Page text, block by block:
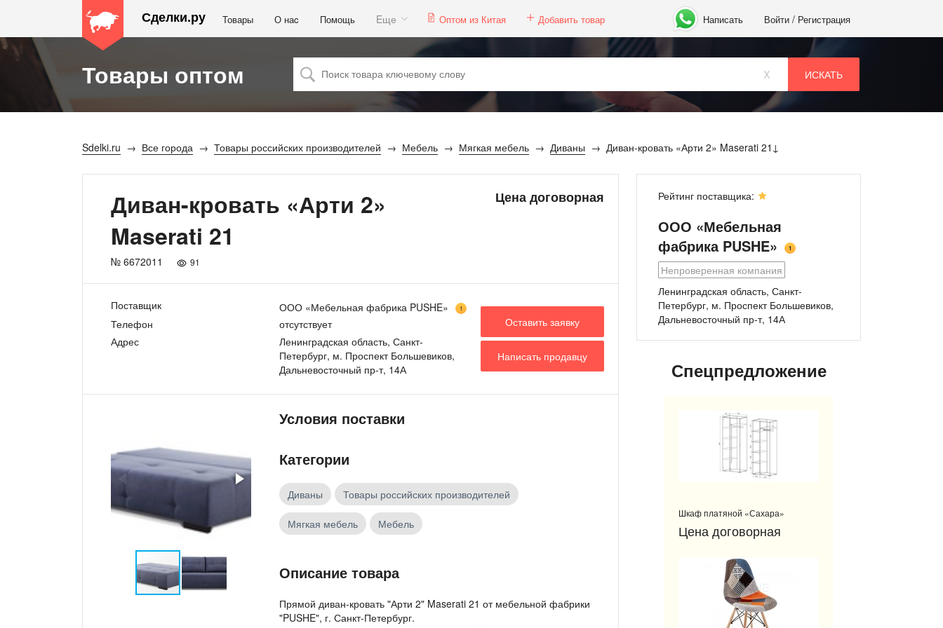
Сделки.ру Написать Войти / Регистрация
Товары О наc Помощь Eще Оптом из Китая Добавить товар
Товары оптом x
Sdelki.ru Все города Товары российских производителей Мебель Мягкая мебель Диваны Диван-кровать «Арти 2» Maserati 21
Диван-кровать «Арти 2»
Maserati 21
№ 6672011 91
Цена договорная
Поставщик ООО «Мебельная фабрика PUSHE» 1
Телефон
отсутствует
Адрес
Ленинградская область, Санкт-
Петербург, м. Проспект Большевиков,
Дальневосточный пр-т, 14А
Оставить заявку
Написать продавцу
Условия поставки
Категории
Диваны Товары российских производителей
Мягкая мебель Мебель
Описание товара
Прямой диван-кровать "Арти 2" Maserati 21 от мебельной фабрики
"PUSHE", г. Санкт-Петербург.
Рейтинг поставщика:
ООО «Мебельная
фабрика PUSHE»
1
Непроверенная компания
Ленинградская область, Санкт-
Петербург, м. Проспект Большевиков,
Дальневосточный пр-т, 14А
Спецпредложение
Шкаф платяной «Сахара»
Цена договорная